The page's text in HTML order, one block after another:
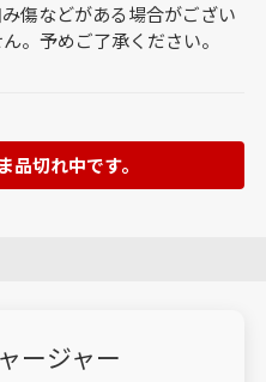
傷などがある場合がござい
。予めご了承ください。
品切れ中です。
ージャー